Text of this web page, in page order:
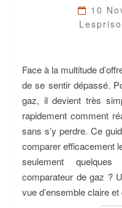
10
Face à la multitude
de se sentir dépassé.
gaz, il devient très
rapidement comment
sans s’y perdre. Ce
comparer efficacement
seulement
comparateur de gaz ?
vue d’ensemble claire